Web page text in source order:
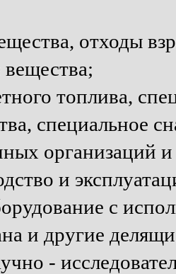
отходы
топлива,
специальное
организаций
и
с
и другие
-